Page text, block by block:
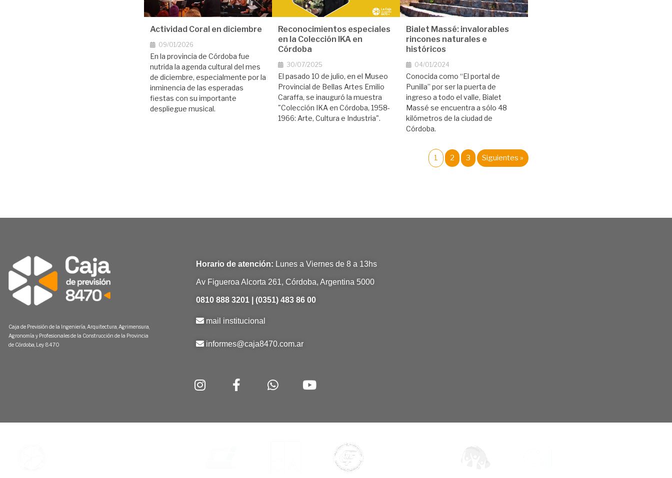
Actividad Coral en diciembre
09/01/2026
En la provincia de Córdoba fue
nutrida la agenda cultural del mes
de diciembre, especialmente por la
inminencia de las esperadas
fiestas con su importante
despliegue musical.
Reconocimientos especiales
en la Colección IKA en
Córdoba
30/07/2025
El pasado 10 de julio, en el Museo
Provincial de Bellas Artes Emilio
Caraffa, se inauguró la muestra
"Colección IKA en Córdoba, 1958-
1966: Arte, Cultura e Industria".
Bialet Massé: invalorables
rincones naturales e
históricos
04/01/2024
Conocida como “El portal de
Punilla” por ser la puerta de
ingreso a todo el valle, Bialet
Massé se encuentra a sólo 48
kilómetros de la ciudad de
Córdoba.
1 2 3 Siguientes »
Caja de Previsión de la Ingeniería, Arquitectura, Agrimensura,
Agronomía y Profesionales de la Construcción de la Provincia
de Córdoba, Ley 8470
Horario de atención: Lunes a Viernes de 8 a 13hs
Av Figueroa Alcorta 261, Córdoba, Argentina 5000
0810 888 3201 | (0351) 483 86 00
mail institucional
informes@caja8470.com.ar